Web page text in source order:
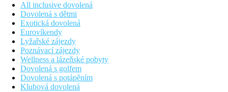
All inclusive dovolená
Dovolená s dětmi
Exotická dovolená
Eurovíkendy
Lyžařské zájezdy
Poznávací zájezdy
Wellness a lázeňské pobyty
Dovolená s golfem
Dovolená s potápěním
Klubová dovolená